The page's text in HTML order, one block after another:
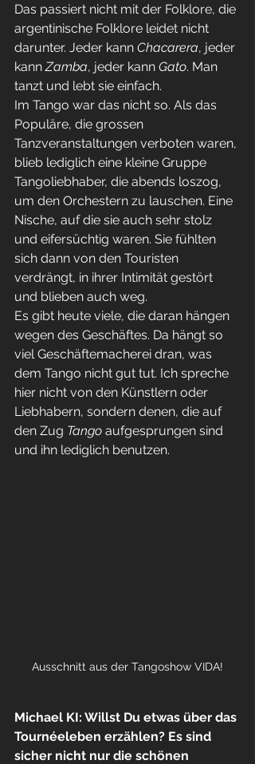
Das passiert nicht mit der Folklore, die
argentinische Folklore leidet nicht
darunter. Jeder kann Chacarera, jeder
kann Zamba, jeder kann Gato. Man
tanzt und lebt sie einfach.
Im Tango war das nicht so. Als das
Populäre, die grossen
Tanzveranstaltungen verboten waren,
blieb lediglich eine kleine Gruppe
Tangoliebhaber, die abends loszog,
um den Orchestern zu lauschen. Eine
Nische, auf die sie auch sehr stolz
und eifersüchtig waren. Sie fühlten
sich dann von den Touristen
verdrängt, in ihrer Intimität gestört
und blieben auch weg.
Es gibt heute viele, die daran hängen
wegen des Geschäftes. Da hängt so
viel Geschäftemacherei dran, was
dem Tango nicht gut tut. Ich spreche
hier nicht von den Künstlern oder
Liebhabern, sondern denen, die auf
den Zug Tango aufgesprungen sind
und ihn lediglich benutzen.
Ausschnitt aus der Tangoshow VIDA!
Michael KI: Willst Du etwas über das
Tournéeleben erzählen? Es sind
sicher nicht nur die schönen